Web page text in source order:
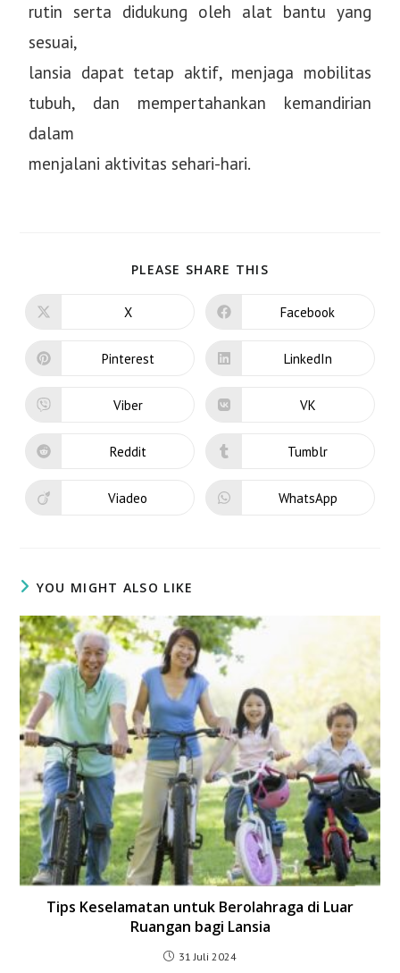
rutin serta didukung oleh alat bantu yang
sesuai,
lansia dapat tetap aktif, menjaga mobilitas
tubuh, dan mempertahankan kemandirian
dalam
menjalani aktivitas sehari-hari.
PLEASE SHARE THIS
X Facebook
Pinterest LinkedIn
Viber VK
Reddit Tumblr
Viadeo WhatsApp
YOU MIGHT ALSO LIKE
Tips Keselamatan untuk Berolahraga di Luar
Ruangan bagi Lansia
31 Juli 2024